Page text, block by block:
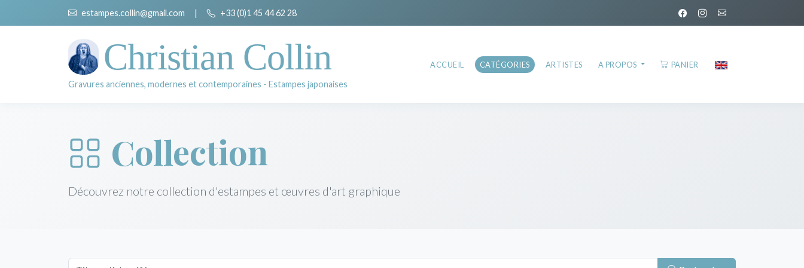
estampes.collin@gmail.com | +33 (0)1 45 44 62 28
Christian Collin
Gravures anciennes, modernes et contemporaines - Estampes japonaises
ACCUEIL CATÉGORIES ARTISTES A PROPOS PANIER
Collection
Découvrez notre collection d'estampes et œuvres d'art graphique